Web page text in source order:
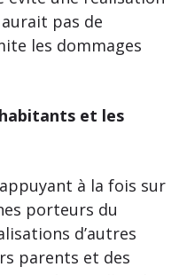
pas de
les dommages
et les
à la fois sur
porteurs du
d’autres
parents et des